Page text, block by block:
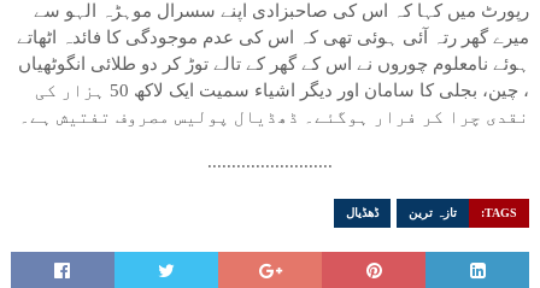
رپورٹ میں کہا کہ اس کی صاحبزادی اپنے سسرال موہڑہ الہو سے
میرے گھر رتہ آئی ہوئی تھی کہ اس کی عدم موجودگی کا فائدہ اٹھاتے
ہوئے نامعلوم چوروں نے اس کے گھر کے تالے توڑ کر دو طلائی انگوٹھیاں
، چین، بجلی کا سامان اور دیگر اشیاء سمیت ایک لاکھ 50 ہزار کی
نقدی چرا کر فرار ہوگئے۔ ڈھڈیال پولیس مصروف تفتیش ہے۔
..........................
TAGS: تازہ ترین ڈھڈیال